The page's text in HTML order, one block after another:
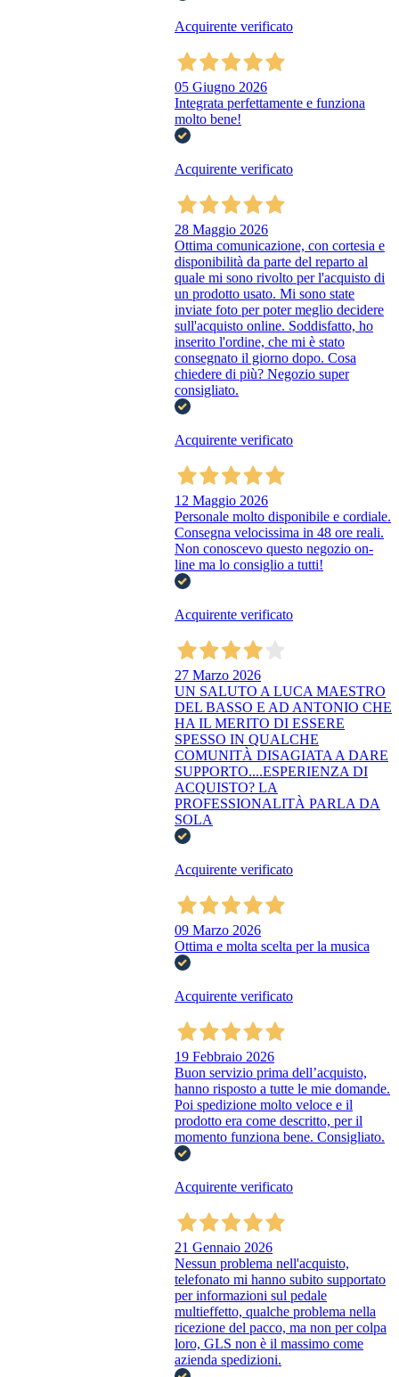
Acquirente verificato
05 Giugno 2026
Integrata perfettamente e funziona
molto bene!
Acquirente verificato
28 Maggio 2026
Ottima comunicazione, con cortesia e
disponibilità da parte del reparto al
quale mi sono rivolto per l'acquisto di
un prodotto usato. Mi sono state
inviate foto per poter meglio decidere
sull'acquisto online. Soddisfatto, ho
inserito l'ordine, che mi è stato
consegnato il giorno dopo. Cosa
chiedere di più? Negozio super
consigliato.
Acquirente verificato
12 Maggio 2026
Personale molto disponibile e cordiale.
Consegna velocissima in 48 ore reali.
Non conoscevo questo negozio on-
line ma lo consiglio a tutti!
Acquirente verificato
27 Marzo 2026
UN SALUTO A LUCA MAESTRO
DEL BASSO E AD ANTONIO CHE
HA IL MERITO DI ESSERE
SPESSO IN QUALCHE
COMUNITÀ DISAGIATA A DARE
SUPPORTO....ESPERIENZA DI
ACQUISTO? LA
PROFESSIONALITÀ PARLA DA
SOLA
Acquirente verificato
09 Marzo 2026
Ottima e molta scelta per la musica
Acquirente verificato
19 Febbraio 2026
Buon servizio prima dell’acquisto,
hanno risposto a tutte le mie domande.
Poi spedizione molto veloce e il
prodotto era come descritto, per il
momento funziona bene. Consigliato.
Acquirente verificato
21 Gennaio 2026
Nessun problema nell'acquisto,
telefonato mi hanno subito supportato
per informazioni sul pedale
multieffetto, qualche problema nella
ricezione del pacco, ma non per colpa
loro, GLS non è il massimo come
azienda spedizioni.